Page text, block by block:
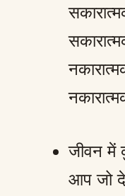
जीवन में
आप जो